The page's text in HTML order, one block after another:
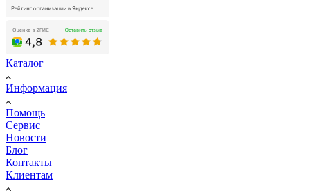
Каталог
Информация
Помощь
Сервис
Новости
Блог
Контакты
Клиентам